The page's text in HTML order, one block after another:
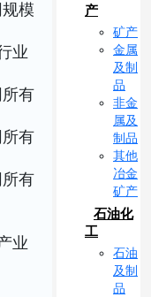
模
业
有
有
有
业
产
矿产
金属
及制
品
非金
属及
制品
其他
冶金
矿产
石油化
工
石油
及制
品